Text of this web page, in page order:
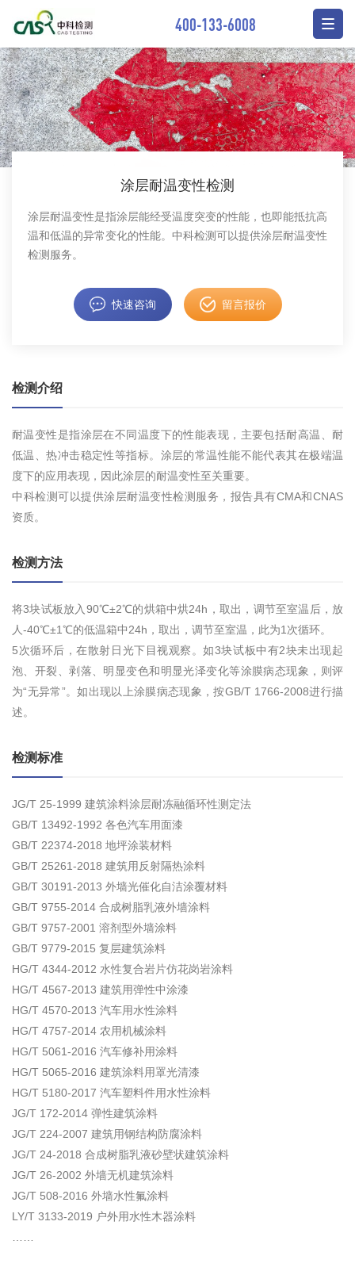
400-133-6008
涂层耐温变性检测
涂层耐温变性是指涂层能经受温度突变的性能，也即能抵抗高
温和低温的异常变化的性能。中科检测可以提供涂层耐温变性
检测服务。
快速咨询 留言报价
检测介绍
耐温变性是指涂层在不同温度下的性能表现，主要包括耐高温、耐
低温、热冲击稳定性等指标。涂层的常温性能不能代表其在极端温
度下的应用表现，因此涂层的耐温变性至关重要。
中科检测可以提供涂层耐温变性检测服务，报告具有CMA和CNAS
资质。
检测方法
将3块试板放入90℃±2℃的烘箱中烘24h，取出，调节至室温后，放
人-40℃±1℃的低温箱中24h，取出，调节至室温，此为1次循环。
5次循环后，在散射日光下目视观察。如3块试板中有2块未出现起
泡、开裂、剥落、明显变色和明显光泽变化等涂膜病态现象，则评
为“无异常”。如出现以上涂膜病态现象，按GB/T 1766-2008进行描
述。
检测标准
JG/T 25-1999 建筑涂料涂层耐冻融循环性测定法
GB/T 13492-1992 各色汽车用面漆
GB/T 22374-2018 地坪涂装材料
GB/T 25261-2018 建筑用反射隔热涂料
GB/T 30191-2013 外墙光催化自洁涂覆材料
GB/T 9755-2014 合成树脂乳液外墙涂料
GB/T 9757-2001 溶剂型外墙涂料
GB/T 9779-2015 复层建筑涂料
HG/T 4344-2012 水性复合岩片仿花岗岩涂料
HG/T 4567-2013 建筑用弹性中涂漆
HG/T 4570-2013 汽车用水性涂料
HG/T 4757-2014 农用机械涂料
HG/T 5061-2016 汽车修补用涂料
HG/T 5065-2016 建筑涂料用罩光清漆
HG/T 5180-2017 汽车塑料件用水性涂料
JG/T 172-2014 弹性建筑涂料
JG/T 224-2007 建筑用钢结构防腐涂料
JG/T 24-2018 合成树脂乳液砂壁状建筑涂料
JG/T 26-2002 外墙无机建筑涂料
JG/T 508-2016 外墙水性氟涂料
LY/T 3133-2019 户外用水性木器涂料